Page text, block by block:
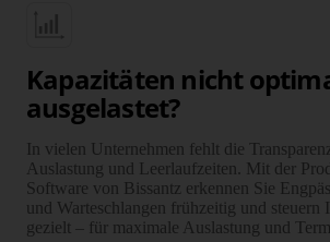
Kapazitäten nicht
ausgelastet?
In vielen Unter­nehmen fehlt die
Auslastung und Leer­lauf­zeiten. Mit der
Software von Bissantz erkennen Sie
und Warte­schlangen früh­zeitig und steuern
gezielt – für maximale Aus­lastung und